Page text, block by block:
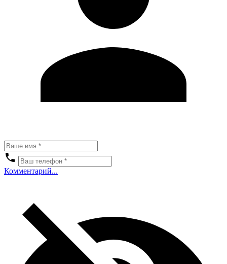
Комментарий...